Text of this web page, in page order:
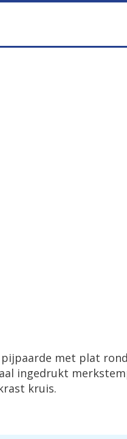
pijpaarde met plat rond
ingedrukt
kruis.